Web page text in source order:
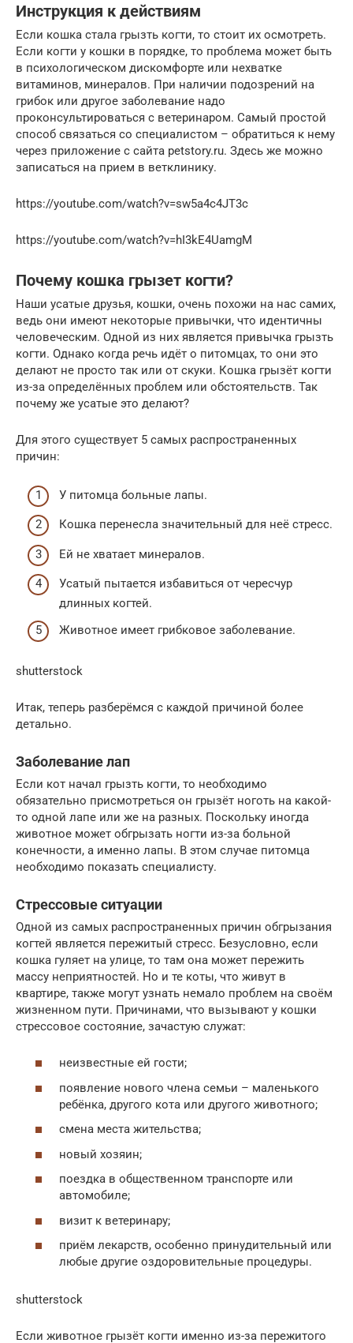
Инструкция к действиям
Если кошка стала грызть когти, то стоит их осмотреть.
Если когти у кошки в порядке, то проблема может быть
в психологическом дискомфорте или нехватке
витаминов, минералов. При наличии подозрений на
грибок или другое заболевание надо
проконсультироваться с ветеринаром. Самый простой
способ связаться со специалистом – обратиться к нему
через приложение с сайта petstory.ru. Здесь же можно
записаться на прием в ветклинику.
https://youtube.com/watch?v=sw5a4c4JT3c
https://youtube.com/watch?v=hI3kE4UamgM
Почему кошка грызет когти?
Наши усатые друзья, кошки, очень похожи на нас самих,
ведь они имеют некоторые привычки, что идентичны
человеческим. Одной из них является привычка грызть
когти. Однако когда речь идёт о питомцах, то они это
делают не просто так или от скуки. Кошка грызёт когти
из-за определённых проблем или обстоятельств. Так
почему же усатые это делают?
Для этого существует 5 самых распространенных
причин:
У питомца больные лапы.
Кошка перенесла значительный для неё стресс.
Ей не хватает минералов.
Усатый пытается избавиться от чересчур
длинных когтей.
Животное имеет грибковое заболевание.
shutterstock
Итак, теперь разберёмся с каждой причиной более
детально.
Заболевание лап
Если кот начал грызть когти, то необходимо
обязательно присмотреться он грызёт ноготь на какой-
то одной лапе или же на разных. Поскольку иногда
животное может обгрызать ногти из-за больной
конечности, а именно лапы. В этом случае питомца
необходимо показать специалисту.
Стрессовые ситуации
Одной из самых распространенных причин обгрызания
когтей является пережитый стресс. Безусловно, если
кошка гуляет на улице, то там она может пережить
массу неприятностей. Но и те коты, что живут в
квартире, также могут узнать немало проблем на своём
жизненном пути. Причинами, что вызывают у кошки
стрессовое состояние, зачастую служат:
неизвестные ей гости;
появление нового члена семьи – маленького
ребёнка, другого кота или другого животного;
смена места жительства;
новый хозяин;
поездка в общественном транспорте или
автомобиле;
визит к ветеринару;
приём лекарств, особенно принудительный или
любые другие оздоровительные процедуры.
shutterstock
Если животное грызёт когти именно из-за пережитого